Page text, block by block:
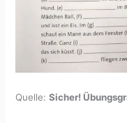
Quelle:Sicher!